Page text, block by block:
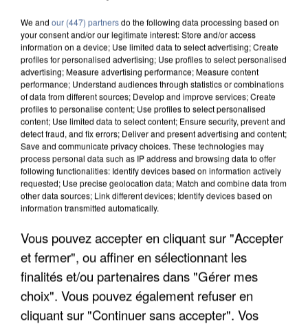
APRÈS TOUTES CES CANICULES, LES REFUGES
DE FAUNE SAUVAGE SONT...
We and our (447) partnersdo the following data processing based on
your consent and/or our legitimate interest: Store and/or access
information on a device; Use limited data to select advertising; Create
profiles for personalised advertising; Use profiles to select personalised
advertising; Measure advertising performance; Measure content
performance; Understand audiences through statistics or combinations
of data from different sources; Develop and improve services; Create
profiles to personalise content; Use profiles to select personalised
content; Use limited data to select content; Ensure security, prevent and
detect fraud, and fix errors; Deliver and present advertising and content;
Save and communicate privacy choices. These technologies may
process personal data such as IP address and browsing data to offer
following functionalities: Identify devices based on information actively
requested; Use precise geolocation data; Match and combine data from
other data sources; Link different devices; Identify devices based on
information transmitted automatically.
Vous pouvez accepter en cliquant sur "Accepter
et fermer", ou affiner en sélectionnant les
finalités et/ou partenaires dans "Gérer mes
choix". Vous pouvez également refuser en
cliquant sur "Continuer sans accepter". Vos